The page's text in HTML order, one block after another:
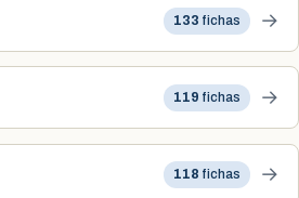
133 fichas →
119 fichas →
118 fichas →